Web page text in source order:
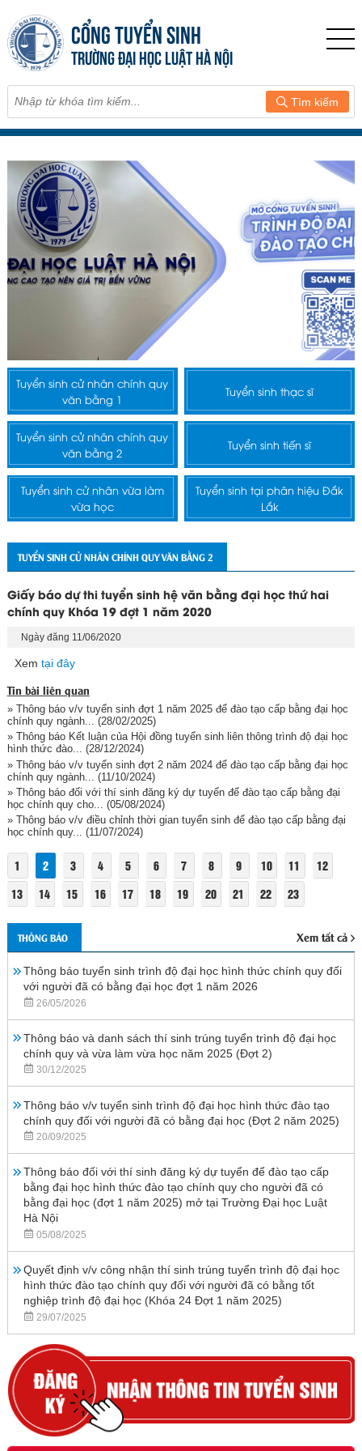
CỔNG TUYỂN SINH
TRƯỜNG ĐẠI HỌC LUẬT HÀ NỘI
Tìm kiếm
Tuyển sinh cử nhân chính quy
văn bằng 1
Tuyển sinh thạc sĩ
Tuyển sinh cử nhân chính quy
văn bằng 2
Tuyển sinh tiến sĩ
Tuyển sinh cử nhân vừa làm
vừa học
Tuyển sinh tại phân hiệu Đắk
Lắk
TUYỂN SINH CỬ NHÂN CHÍNH QUY VĂN BẰNG 2
Giấy báo dự thi tuyển sinh hệ văn bằng đại học thứ hai
chính quy Khóa 19 đợt 1 năm 2020
Ngày đăng 11/06/2020
Xem tại đây
Tin bài liên quan
» Thông báo v/v tuyển sinh đợt 1 năm 2025 để đào tạo cấp bằng đại học
chính quy ngành...
(28/02/2025)
» Thông báo Kết luận của Hội đồng tuyển sinh liên thông trình độ đại học
hình thức đào... (28/12/2024)
» Thông báo v/v tuyển sinh đợt 2 năm 2024 để đào tạo cấp bằng đại học
chính quy ngành...
(11/10/2024)
» Thông báo đối với thí sinh đăng ký dự tuyển để đào tạo cấp bằng đại
học chính quy cho... (05/08/2024)
» Thông báo v/v điều chỉnh thời gian tuyển sinh để đào tạo cấp bằng đại
học chính quy... (11/07/2024)
1 2 3 4 5 6 7 8 9 10 11
12
13
14 15 16 17 18 19 20 21 22 23
THÔNG BÁO Xem tất cả
Thông báo tuyển sinh trình độ đại học hình thức chính quy đối
với người đã có bằng đại học đợt 1 năm 2026
26/05/2026
Thông báo và danh sách thí sinh trúng tuyển trình độ đại học
chính quy và vừa làm vừa học năm 2025 (Đợt 2)
30/12/2025
Thông báo v/v tuyển sinh trình độ đại học hình thức đào tạo
chính quy đối với người đã có bằng đại học (Đợt 2 năm 2025)
20/09/2025
Thông báo đối với thí sinh đăng ký dự tuyển để đào tạo cấp
bằng đại học hình thức đào tạo chính quy cho người đã có
bằng đại học (đợt 1 năm 2025) mở tại Trường Đại học Luật
Hà Nội
05/08/2025
Quyết định v/v công nhận thí sinh trúng tuyển trình độ đại học
hình thức đào tạo chính quy đối với người đã có bằng tốt
nghiệp trình độ đại học (Khóa 24 Đợt 1 năm 2025)
29/07/2025